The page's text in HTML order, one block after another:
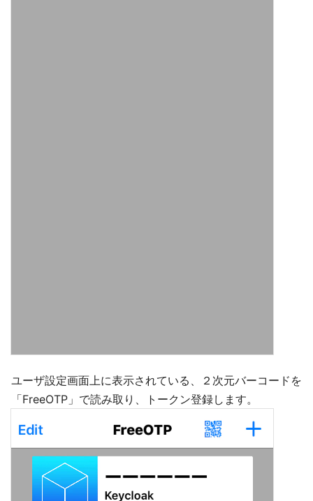
ユーザ設定画面上に表示されている、２次元バーコードを
「FreeOTP」で読み取り、トークン登録します。